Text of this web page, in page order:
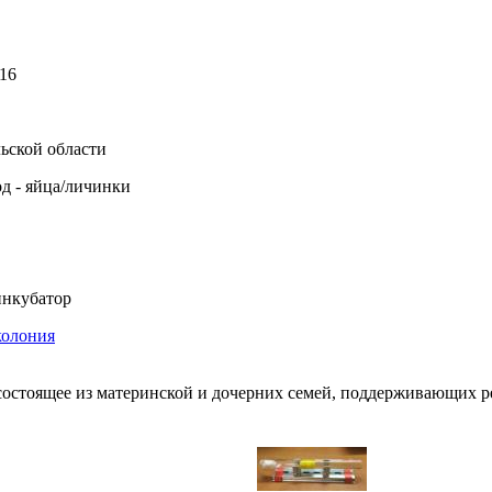
области
- яйца/личинки
из материнской и дочерних семей, поддерживающих